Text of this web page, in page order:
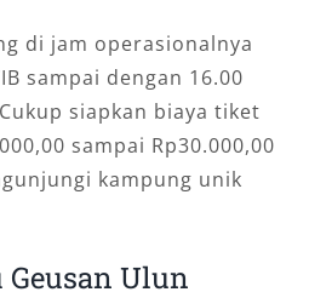
di jam operasionalnya
sampai dengan 16.00
siapkan biaya tiket
sampai Rp30.000,00
kampung unik
Ulun